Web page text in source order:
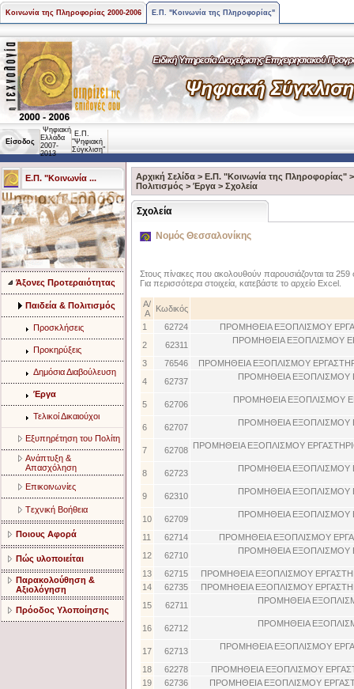
Κοινωνία της Πληροφορίας 2000-2006 Ε.Π. "Κοινωνία της Πληροφορίας"
Είσοδος
Ψηφιακή
Ελλάδα
2007-
2013
Ε.Π.
"Ψηφιακή
Σύγκλιση"
Ε.Π. "Κοινωνία ...
Άξονες Προτεραιότητας
Παιδεία & Πολιτισμός
Προσκλήσεις
Προκηρύξεις
Δημόσια Διαβούλευση
Έργα
Τελικοί Δικαιούχοι
Eξυπηρέτηση του Πολίτη
Aνάπτυξη &
Aπασχόληση
Eπικοινωνίες
Tεχνική Bοήθεια
Ποιους Αφορά
Πώς υλοποιείται
Παρακολούθηση &
Αξιολόγηση
Πρόοδος Υλοποίησης
Αρχική Σελίδα > Ε.Π. "Κοινωνία της Πληροφορίας"
Πολιτισμός > Έργα > Σχολεία
Σχολεία
Νομός Θεσσαλονίκης
Στους πίνακες που ακολουθούν παρουσιάζονται τα
Για περισσότερα στοιχεία, κατεβάστε το αρχείο Excel.
Α/
Α
Κωδικός
1
62724
ΠΡΟΜΗΘΕΙΑ ΕΞΟΠΛΙΣΜΟΥ
2
62311 ΠΡΟΜΗΘΕΙΑ ΕΞΟΠΛΙΣΜΟΥ
3 76546
ΠΡΟΜΗΘΕΙΑ ΕΞΟΠΛΙΣΜΟΥ
4
62737 ΠΡΟΜΗΘΕΙΑ ΕΞΟΠΛΙΣΜΟΥ
5 62706 ΠΡΟΜΗΘΕΙΑ ΕΞΟΠΛΙΣΜΟΥ
6 62707 ΠΡΟΜΗΘΕΙΑ ΕΞΟΠΛΙΣΜΟΥ
7 62708 ΠΡΟΜΗΘΕΙΑ ΕΞΟΠΛΙΣΜΟΥ
8 62723 ΠΡΟΜΗΘΕΙΑ ΕΞΟΠΛΙΣΜΟΥ
9 62310 ΠΡΟΜΗΘΕΙΑ ΕΞΟΠΛΙΣΜΟΥ
10 62709 ΠΡΟΜΗΘΕΙΑ ΕΞΟΠΛΙΣΜΟΥ
11 62714
ΠΡΟΜΗΘΕΙΑ ΕΞΟΠΛΙΣΜΟΥ
12
62710 ΠΡΟΜΗΘΕΙΑ ΕΞΟΠΛΙΣΜΟΥ
13 62715
ΠΡΟΜΗΘΕΙΑ ΕΞΟΠΛΙΣΜΟΥ
14
62735
ΠΡΟΜΗΘΕΙΑ ΕΞΟΠΛΙΣΜΟΥ
15
62711 ΠΡΟΜΗΘΕΙΑ
16 62712 ΠΡΟΜΗΘΕΙΑ
17 62713 ΠΡΟΜΗΘΕΙΑ ΕΞΟΠΛΙΣΜΟΥ
18 62278
ΠΡΟΜΗΘΕΙΑ ΕΞΟΠΛΙΣΜΟΥ
19
62736
ΠΡΟΜΗΘΕΙΑ ΕΞΟΠΛΙΣΜΟΥ